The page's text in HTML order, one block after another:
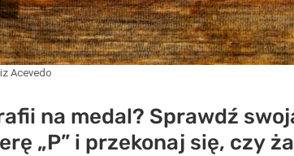
Acevedo
na medal? Sprawdź
„P” i przekonaj się, czy